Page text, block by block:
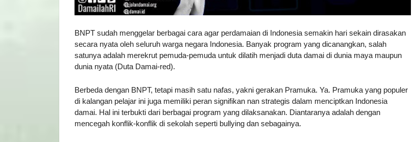
BNPT sudah menggelar berbagai cara agar perdamaian di Indonesia semakin hari sekain dirasakan
secara nyata oleh seluruh warga negara Indonesia. Banyak program yang dicanangkan, salah
satunya adalah merekrut pemuda-pemuda untuk dilatih menjadi duta damai di dunia maya maupun
dunia nyata (Duta Damai-red).
Berbeda dengan BNPT, tetapi masih satu nafas, yakni gerakan Pramuka. Ya. Pramuka yang populer
di kalangan pelajar ini juga memiliki peran signifikan nan strategis dalam menciptkan Indonesia
damai. Hal ini terbukti dari berbagai program yang dilaksanakan. Diantaranya adalah dengan
mencegah konflik-konflik di sekolah seperti bullying dan sebagainya.